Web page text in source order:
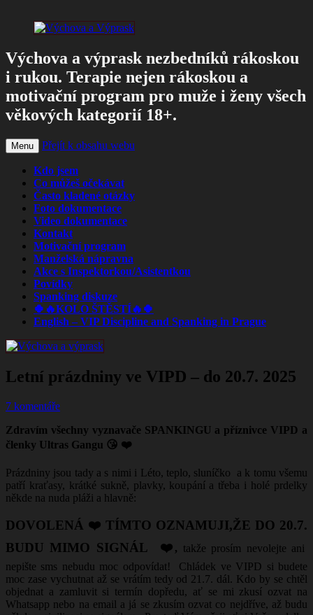
Výchova a výprask nezbedníků rákoskou
i rukou. Terapie nejen rákoskou a
motivační program pro muže i ženy všech
věkových kategorií 18+.
Menu Přejít k obsahu webu
Kdo jsem
Co můžeš očekávat
Často kladené otázky
Foto dokumentace
Video dokumentace
Kontakt
Motivační program
Manželská nápravna
Akce s Inspektorkou/Asistentkou
Povídky
Spanking diskuze
🍀🔥KOLO ŠTĚSTÍ🔥🍀
English – VIP Discipline and Spanking in Prague
Letní prázdniny ve VIPD – do 20.7. 2025
7 komentáře
Zdravím všechny vyznavače SPANKINGU a příznivce VIPD a
členky Ultras Gangu 😘 ❤️
Prázdniny jsou tady a s nimi i Léto, teplo, sluníčko a k tomu všemu
patří kraťasy, krátké sukně, plavky, koupání a třeba i holé prdelky
někde na nuda pláži a hlavně:
DOVOLENÁ ❤️ TÍMTO OZNAMUJI,ŽE DO 20.7.
BUDU MIMO SIGNÁL ❤️ , takže prosím nevolejte ani
nepište sms nebudu moc odpovídat! Chládek ve VIPD si budete
moc zase vychutnat až se vrátím tedy od 21.7. dál. Kdo by se chtěl
objednat a zamluvit si termín dopředu, ať se mi zkusí ozvat na
Whatsapp nebo na email a já se zkusím ozvat co nejdříve, až budu